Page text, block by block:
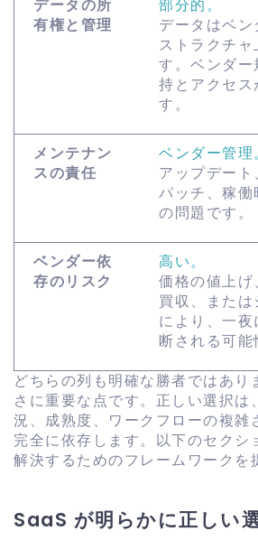
データの所
有権と管理
部分的。
データはベ
ストラクチャ
す。ベンダ
持とアクセス
す。
メンテナン
スの責任
ベンダー管理
アップデート
パッチ、稼
の問題です。
ベンダー依
存のリスク
高い。
価格の値上げ
買収、また
により、一
断される可能
どちらの列も明確な勝者ではあり
さに重要な点です。正しい選択は
況、成熟度、ワークフローの複雑
完全に依存します。以下のセクシ
解決するためのフレームワークを
SaaS が明らかに正しい